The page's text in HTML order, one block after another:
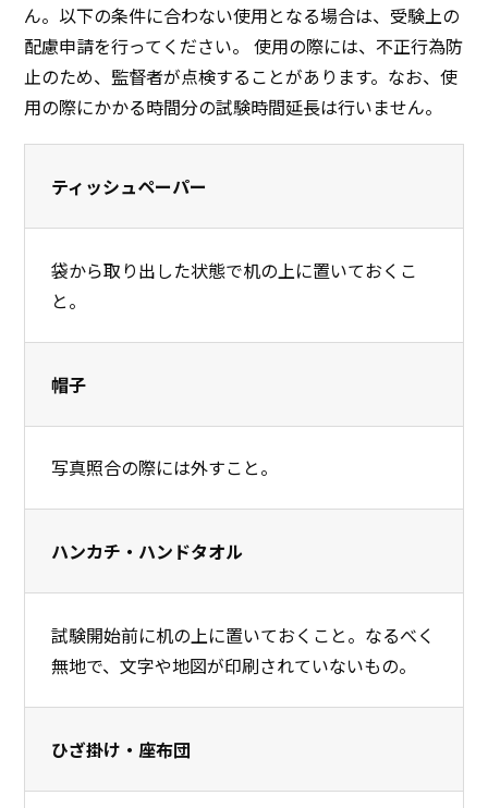
ん。以下の条件に合わない使用となる場合は、受験上の
配慮申請を行ってください。 使用の際には、不正行為防
止のため、監督者が点検することがあります。なお、使
用の際にかかる時間分の試験時間延長は行いません。
ティッシュペーパー
袋から取り出した状態で机の上に置いておくこ
と。
帽子
写真照合の際には外すこと。
ハンカチ・ハンドタオル
試験開始前に机の上に置いておくこと。なるべく
無地で、文字や地図が印刷されていないもの。
ひざ掛け・座布団